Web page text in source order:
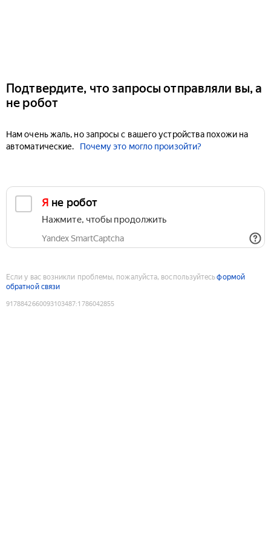
Подтвердите, что запросы отправляли вы, а
не робот
Нам очень жаль, но запросы с вашего устройства похожи на
автоматические.
Почему это могло произойти?
Я не робот
Нажмите, чтобы продолжить
Yandex SmartCaptcha
Если у вас возникли проблемы, пожалуйста, воспользуйтесьформой
обратной связи
9178842660093103487:1786042855